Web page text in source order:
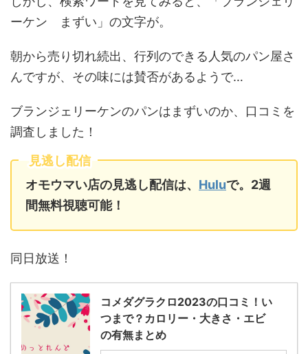
ーケン まずい」の文字が。
朝から売り切れ続出、行列のできる人気のパン屋さ
んですが、その味には賛否があるようで…
ブランジェリーケンのパンはまずいのか、口コミを
調査しました！
見逃し配信
オモウマい店の見逃し配信は、 Huluで。2週
間無料視聴可能！
同日放送！
コメダグラクロ2023の口コミ！い
つまで？カロリー・大きさ・エビ
の有無まとめ